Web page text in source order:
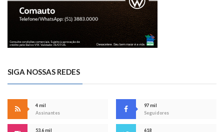
SIGA NOSSAS REDES
4 mil
Assinantes
97 mil
Seguidores
53,6 mil
618